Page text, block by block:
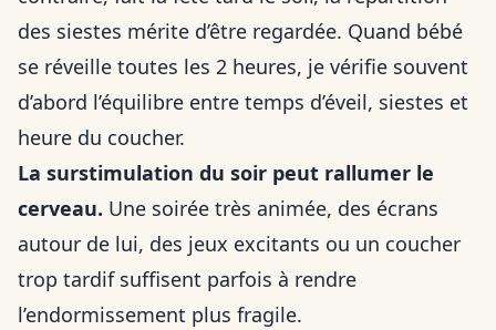
des siestes mérite d’être regardée. Quand bébé
se réveille toutes les 2 heures, je vérifie souvent
d’abord l’équilibre entre temps d’éveil, siestes et
heure du coucher.
La surstimulation du soir peut rallumer le
cerveau. Une soirée très animée, des écrans
autour de lui, des jeux excitants ou un coucher
trop tardif suffisent parfois à rendre
l’endormissement plus fragile.